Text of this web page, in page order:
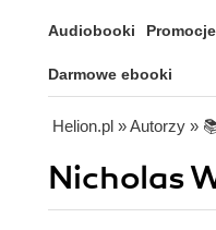
Audiobooki Promocje
Darmowe ebooki
Helion.pl » Autorzy »
Nicholas